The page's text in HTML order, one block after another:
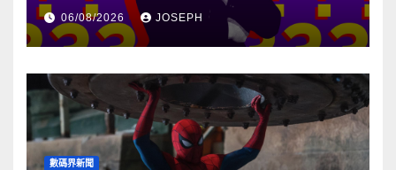
06/08/2026 JOSEPH
數碼界新聞